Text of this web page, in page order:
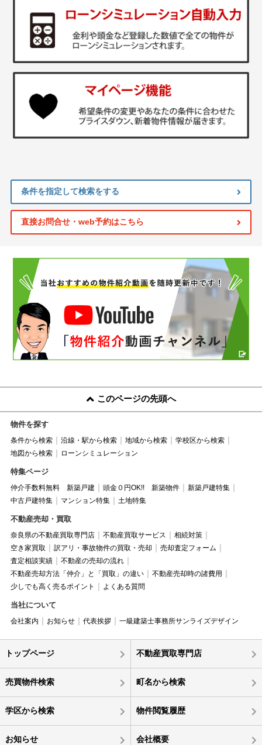
条件を指定して検索をする
直接お問合せ・web予約はこちら
このページの先頭へ
物件を探す
条件から検索 沿線・駅から検索 地域から検索
学校区から検索
地図から検索
ローンシミュレーション
特集ページ
仲介手数料無料 新築戸建 頭金０円OK!! 新築物件
新築戸建特集
中古戸建特集
マンション特集 土地特集
不動産売却・買取
奈良県の不動産買取専門店 不動産買取サービス
相続対策
空き家買取
訳アリ・事故物件の買取・売却
売却査定フォーム
査定相談実績
不動産の売却の流れ
不動産売却方法「仲介」と「買取」の違い
不動産売却時の諸費用
少しでも高く売るポイント
よくある質問
当社について
会社案内 お知らせ 代表挨拶 一級建築士事務所サンライズデザイン
トップページ 不動産買取専門店
売買物件検索 町名から検索
学区から検索 物件閲覧履歴
お知らせ 会社概要